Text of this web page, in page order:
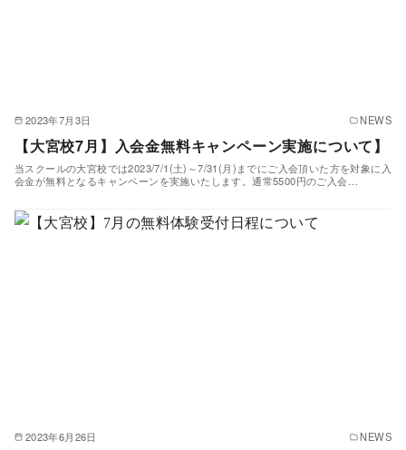
2023年7月3日 NEWS
【大宮校7月】入会金無料キャンペーン実施について】
当スクールの大宮校では2023/7/1(土)～7/31(月)までにご入会頂いた方を対象に入
会金が無料となるキャンペーンを実施いたします。通常5500円のご入会…
2023年6月26日 NEWS